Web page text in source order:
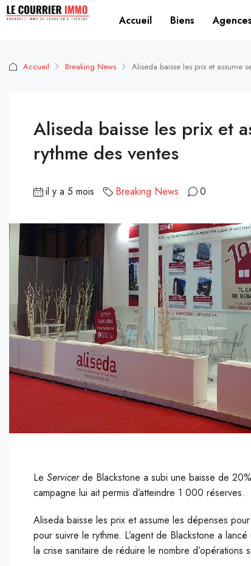
Accueil Biens Agences
Accueil Breaking News Aliseda baisse les prix et assume
Aliseda baisse les prix et
rythme des ventes
il y a 5 mois Breaking News 0
Le Servicerde Blackstone a subi une baisse de
campagne lui ait permis d’atteindre 1 000 réserves.
Aliseda baisse les prix et assume les dépenses
pour suivre le rythme. L’agent de Blackstone a
la crise sanitaire de réduire le nombre d’opérations